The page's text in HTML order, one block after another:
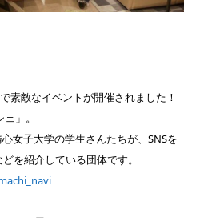
素敵なイベントが開催されました！
」。
女子大学の学生さんたちが、SNSを
を紹介している団体です。